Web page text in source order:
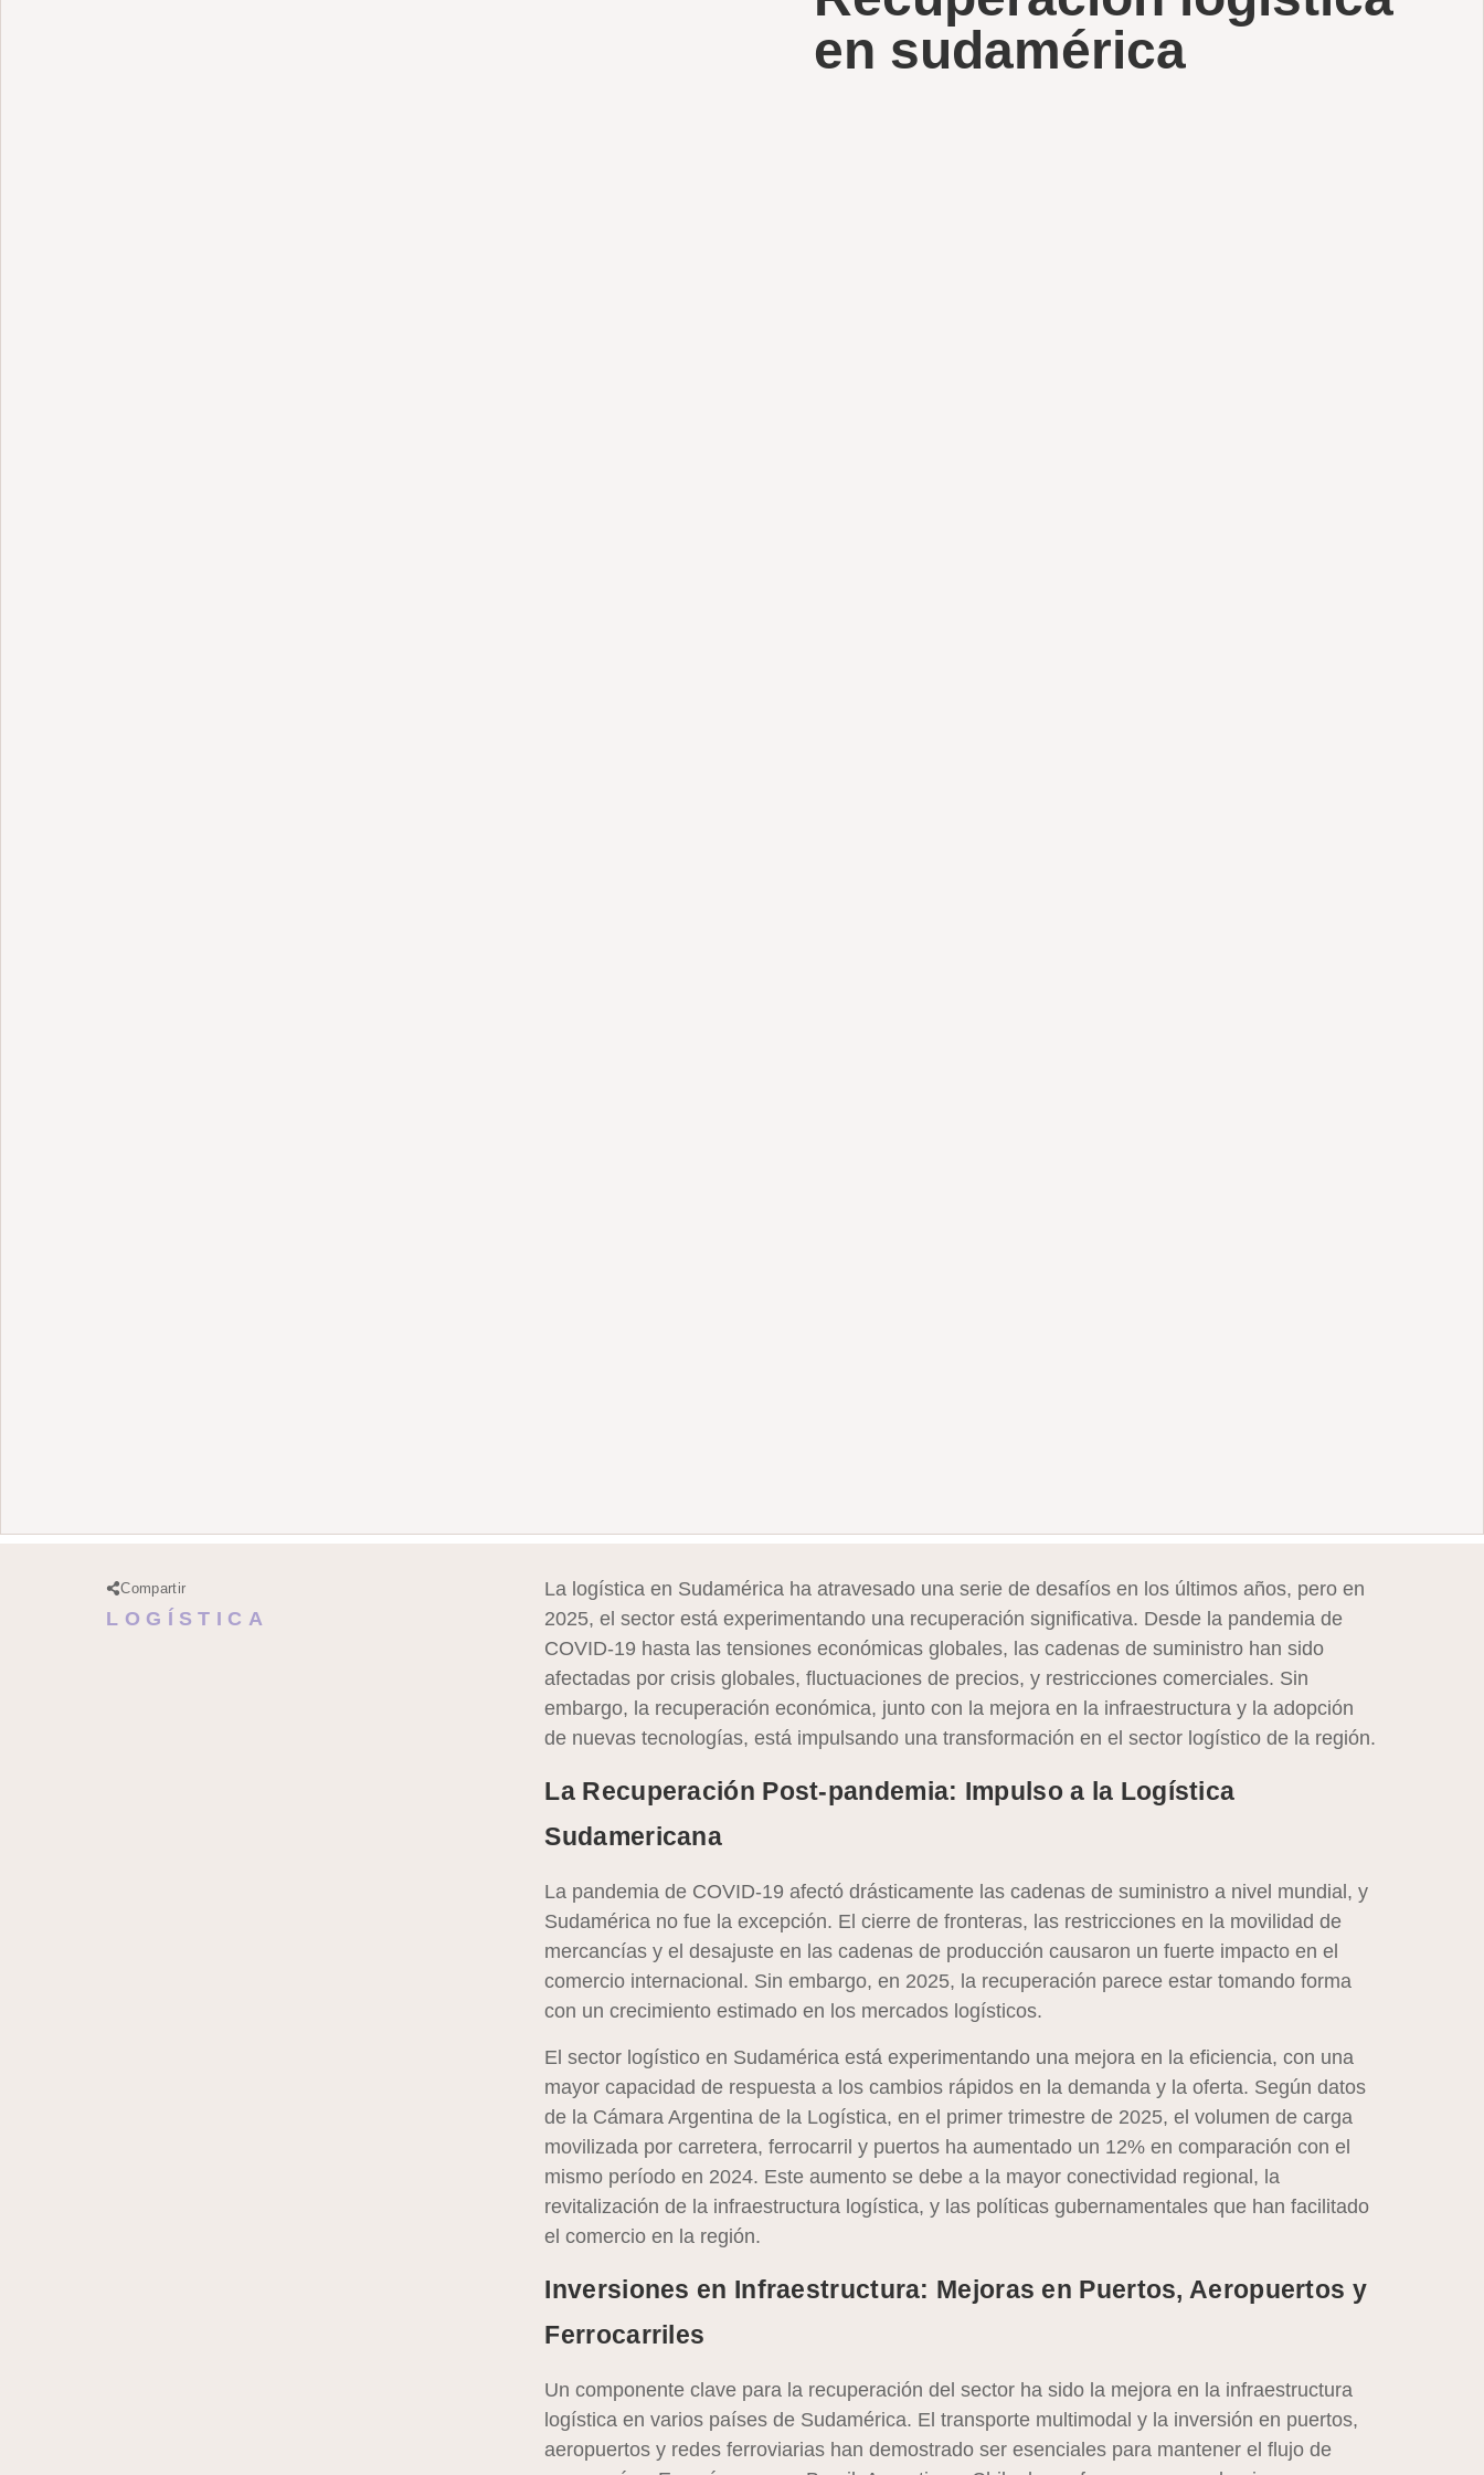
en sudamérica
Compartir
LOGÍSTICA
La logística en Sudamérica ha atravesado una serie de desafíos en los últimos años, pero en
2025, el sector está experimentando una recuperación significativa. Desde la pandemia de
COVID-19 hasta las tensiones económicas globales, las cadenas de suministro han sido
afectadas por crisis globales, fluctuaciones de precios, y restricciones comerciales. Sin
embargo, la recuperación económica, junto con la mejora en la infraestructura y la adopción
de nuevas tecnologías, está impulsando una transformación en el sector logístico de la región.
La Recuperación Post-pandemia: Impulso a la Logística
Sudamericana
La pandemia de COVID-19 afectó drásticamente las cadenas de suministro a nivel mundial, y
Sudamérica no fue la excepción. El cierre de fronteras, las restricciones en la movilidad de
mercancías y el desajuste en las cadenas de producción causaron un fuerte impacto en el
comercio internacional. Sin embargo, en 2025, la recuperación parece estar tomando forma
con un crecimiento estimado en los mercados logísticos.
El sector logístico en Sudamérica está experimentando una mejora en la eficiencia, con una
mayor capacidad de respuesta a los cambios rápidos en la demanda y la oferta. Según datos
de la Cámara Argentina de la Logística, en el primer trimestre de 2025, el volumen de carga
movilizada por carretera, ferrocarril y puertos ha aumentado un 12% en comparación con el
mismo período en 2024. Este aumento se debe a la mayor conectividad regional, la
revitalización de la infraestructura logística, y las políticas gubernamentales que han facilitado
el comercio en la región.
Inversiones en Infraestructura: Mejoras en Puertos, Aeropuertos y
Ferrocarriles
Un componente clave para la recuperación del sector ha sido la mejora en la infraestructura
logística en varios países de Sudamérica. El transporte multimodal y la inversión en puertos,
aeropuertos y redes ferroviarias han demostrado ser esenciales para mantener el flujo de